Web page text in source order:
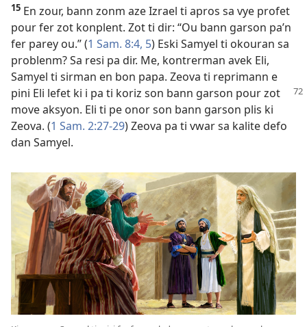
15 En zour, bann zonm aze Izrael ti apros sa vye profet
pour fer zot konplent. Zot ti dir: “Ou bann garson pa’n
fer parey ou.” (1 Sam. 8:4, 5) Eski Samyel ti okouran sa
problenm? Sa resi pa dir. Me, kontrerman avek Eli,
Samyel ti sirman en bon papa. Zeova ti reprimann e
pini Eli lefet ki i pa ti koriz son bann garson pour zot
move aksyon. Eli ti pe onor son bann garson plis ki
Zeova. (1 Sam. 2:27-29) Zeova pa ti vwar sa kalite defo
dan Samyel.